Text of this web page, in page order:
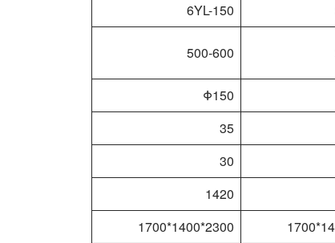
6YL-150
500-600
Φ150
35
30
1420
2300*1400*1700